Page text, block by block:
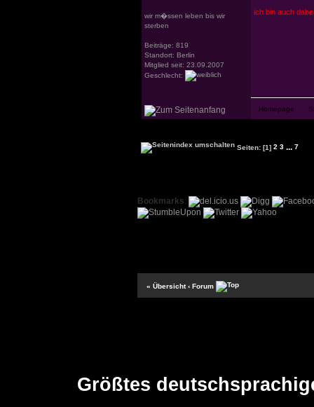
wir m�ssen leben bis wir
sterben
Beiträge: 819
Standort: Berlin
Mitglied seit: 23.09.2007
Geschlecht:
ich bin auch
Seiten: [1] 2 3 ... 7
Bookmarks:
« Übersicht ‹ Forum
Größtes